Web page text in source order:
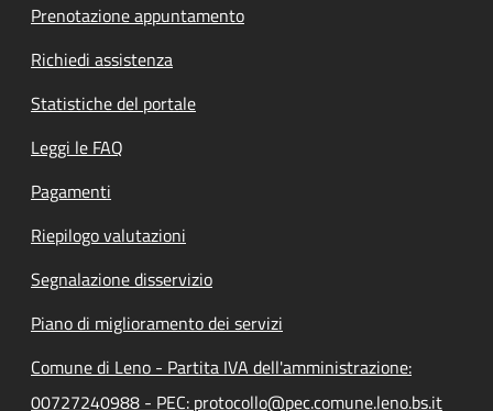
Prenotazione appuntamento
Richiedi assistenza
Statistiche del portale
Leggi le FAQ
Pagamenti
Riepilogo valutazioni
Segnalazione disservizio
Piano di miglioramento dei servizi
Comune di Leno - Partita IVA dell'amministrazione:
00727240988 - PEC: protocollo@pec.comune.leno.bs.it